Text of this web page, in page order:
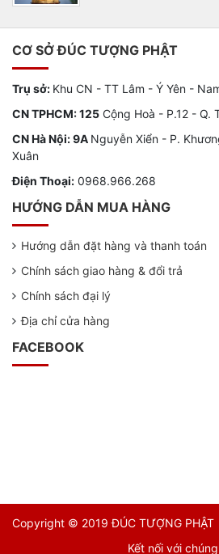
CƠ SỞ ĐÚC TƯỢNG PHẬT
Trụ sở: Khu CN - TT Lâm - Ý Yên -
CN TPHCM: 125 Cộng Hoà - P.12 - Q.
CN Hà Nội: 9A Nguyễn Xiển - P.
Xuân
Điện Thoại: 0968.966.268
HƯỚNG DẪN MUA HÀNG
Hướng dẫn đặt hàng và thanh toán
Chính sách giao hàng & đổi trả
Chính sách đại lý
Địa chỉ cửa hàng
FACEBOOK
Copyright © 2019 ĐÚC TƯỢNG PHẬT
Kết nối với